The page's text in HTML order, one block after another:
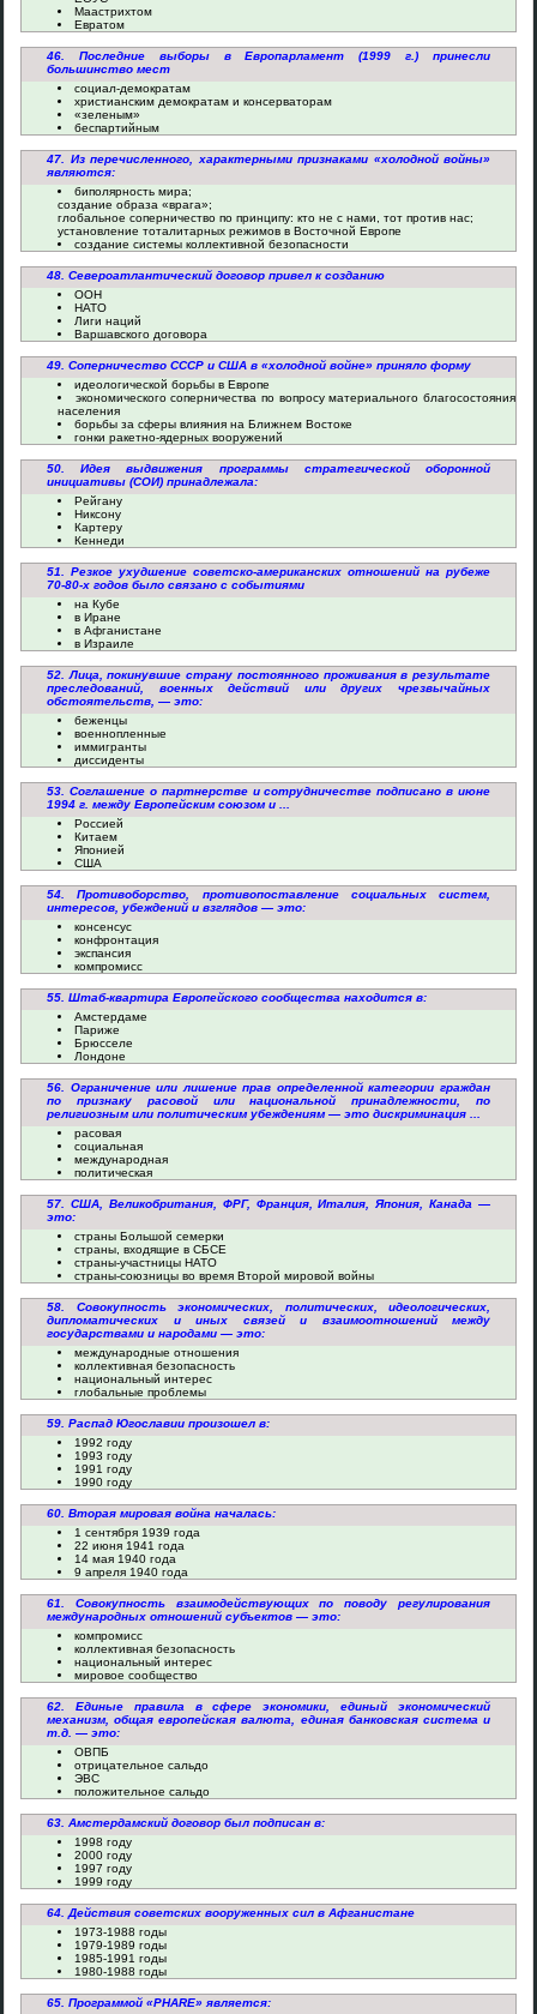
Маастрихтом
Евратом
46. Последние выборы в Европарламент (1999 г.) принесли
большинство мест
социал-демократам
христианским демократам и консерваторам
«зеленым»
беспартийным
47. Из перечисленного, характерными признаками «холодной войны»
являются:
биполярность мира;
создание образа «врага»;
глобальное соперничество по принципу: кто не с нами, тот против нас;
установление тоталитарных режимов в Восточной Европе
создание системы коллективной безопасности
48. Североатлантический договор привел к созданию
ООН
НАТО
Лиги наций
Варшавского договора
49. Соперничество СССР и США в «холодной войне» приняло форму
идеологической борьбы в Европе
экономического соперничества по вопросу материального благосостояния
населения
борьбы за сферы влияния на Ближнем Востоке
гонки ракетно-ядерных вооружений
50. Идея выдвижения программы стратегической оборонной
инициативы (СОИ) принадлежала:
Рейгану
Никсону
Картеру
Кеннеди
51. Резкое ухудшение советско-американских отношений на рубеже
70-80-х годов было связано с событиями
на Кубе
в Иране
в Афганистане
в Израиле
52. Лица, покинувшие страну постоянного проживания в результате
преследований, военных действий или других чрезвычайных
обстоятельств, — это:
беженцы
военнопленные
иммигранты
диссиденты
53. Соглашение о партнерстве и сотрудничестве подписано в июне
1994 г. между Европейским союзом и ...
Россией
Китаем
Японией
США
54. Противоборство, противопоставление социальных систем,
интересов, убеждений и взглядов — это:
консенсус
конфронтация
экспансия
компромисс
55. Штаб-квартира Европейского сообщества находится в:
Амстердаме
Париже
Брюсселе
Лондоне
56. Ограничение или лишение прав определенной категории граждан
по признаку расовой или национальной принадлежности, по
религиозным или политическим убеждениям — это дискриминация ...
расовая
социальная
международная
политическая
57. США, Великобритания, ФРГ, Франция, Италия, Япония, Канада —
это:
страны Большой семерки
страны, входящие в СБСЕ
страны-участницы НАТО
страны-союзницы во время Второй мировой войны
58. Совокупность экономических, политических, идеологических,
дипломатических и иных связей и взаимоотношений между
государствами и народами — это:
международные отношения
коллективная безопасность
национальный интерес
глобальные проблемы
59. Распад Югославии произошел в:
1992 году
1993 году
1991 году
1990 году
60. Вторая мировая война началась:
1 сентября 1939 года
22 июня 1941 года
14 мая 1940 года
9 апреля 1940 года
61. Совокупность взаимодействующих по поводу регулирования
международных отношений субъектов — это:
компромисс
коллективная безопасность
национальный интерес
мировое сообщество
62. Единые правила в сфере экономики, единый экономический
механизм, общая европейская валюта, единая банковская система и
т.д. — это:
ОВПБ
отрицательное сальдо
ЭВС
положительное сальдо
63. Амстердамский договор был подписан в:
1998 году
2000 году
1997 году
1999 году
64. Действия советских вооруженных сил в Афганистане
1973-1988 годы
1979-1989 годы
1985-1991 годы
1980-1988 годы
65. Программой «PHARE» является: